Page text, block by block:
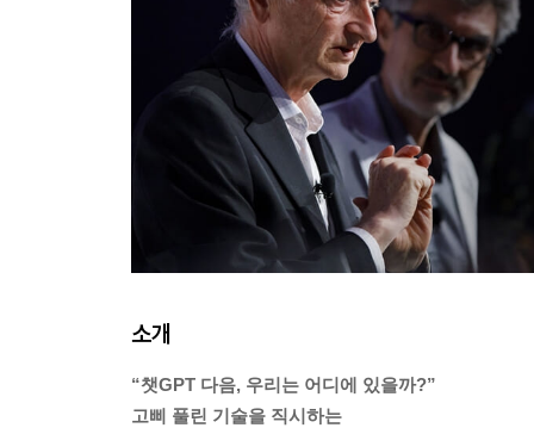
소개
“챗GPT 다음, 우리는 어디에 있을까?”
고삐 풀린 기술을 직시하는